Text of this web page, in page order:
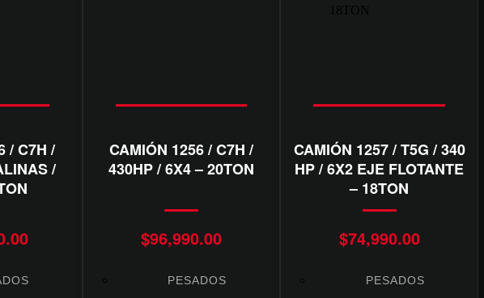
/ C7H /
/
CAMIÓN 1256 / C7H /
430HP / 6X4 – 20TON
$96,990.00
PESADOS
CAMIÓN 1257 / T5G / 340
HP / 6X2 EJE FLOTANTE
– 18TON
$74,990.00
PESADOS